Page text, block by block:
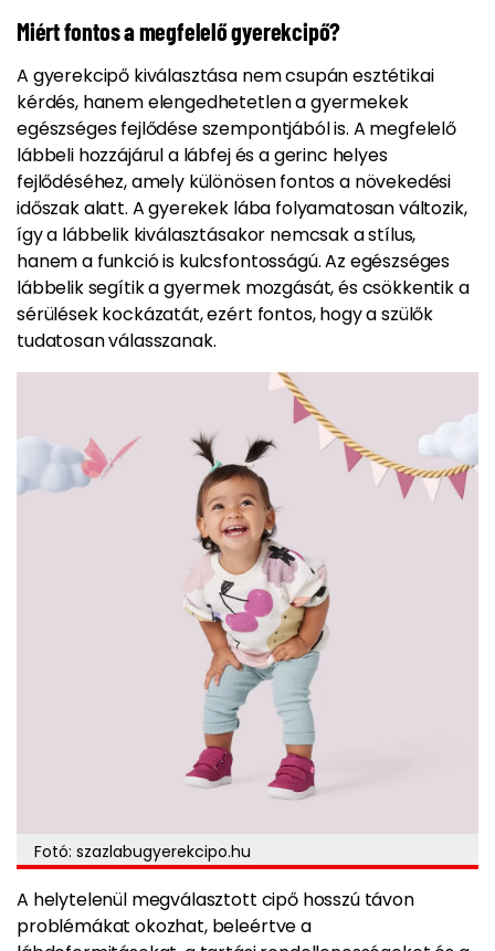
Miért fontos a megfelelő gyerekcipő?
A gyerekcipő kiválasztása nem csupán esztétikai
kérdés, hanem elengedhetetlen a gyermekek
egészséges fejlődése szempontjából is. A megfelelő
lábbeli hozzájárul a lábfej és a gerinc helyes
fejlődéséhez, amely különösen fontos a növekedési
időszak alatt. A gyerekek lába folyamatosan változik,
így a lábbelik kiválasztásakor nemcsak a stílus,
hanem a funkció is kulcsfontosságú. Az egészséges
lábbelik segítik a gyermek mozgását, és csökkentik a
sérülések kockázatát, ezért fontos, hogy a szülők
tudatosan válasszanak.
Fotó: szazlabugyerekcipo.hu
A helytelenül megválasztott cipő hosszú távon
problémákat okozhat, beleértve a